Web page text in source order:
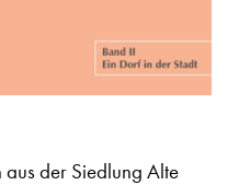
aus der Siedlung Alte